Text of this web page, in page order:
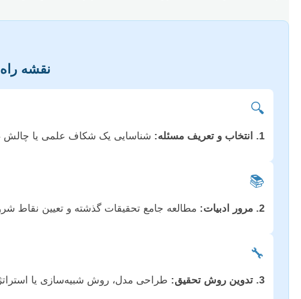
نقشه راه
🔍
1. انتخاب و تعریف مسئله: شناسایی یک شکاف علمی یا چالش
📚
2. مرور ادبیات: مطالعه جامع تحقیقات گذشته و تعیین نقاط
🔧
3. تدوین روش تحقیق: طراحی مدل، روش شبیه‌سازی یا